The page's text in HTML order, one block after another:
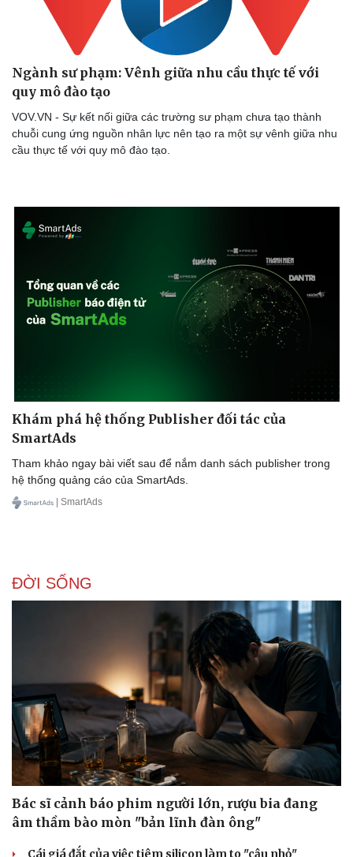
Sức khỏe
Dinh dưỡng - món ngon
Nam khoa
Làm đẹp - giảm cân
Phòng mạch online
Ăn sạch sống khỏe
Đời sống
Nhà đẹp
Blog
Tình yêu - Gia đình
Ngành sư phạm: Vênh giữa nhu cầu thực tế với
quy mô đào tạo
VOV.VN - Sự kết nối giữa các trường sư phạm chưa tạo thành
chuỗi cung ứng nguồn nhân lực nên tạo ra một sự vênh giữa nhu
cầu thực tế với quy mô đào tạo.
Khám phá hệ thống Publisher đối tác của
SmartAds
Tham khảo ngay bài viết sau để nắm danh sách publisher trong
hệ thống quảng cáo của SmartAds.
| SmartAds
ĐỜI SỐNG
Bác sĩ cảnh báo phim người lớn, rượu bia đang
âm thầm bào mòn "bản lĩnh đàn ông"
Cái giá đắt của việc tiêm silicon làm to "cậu nhỏ"